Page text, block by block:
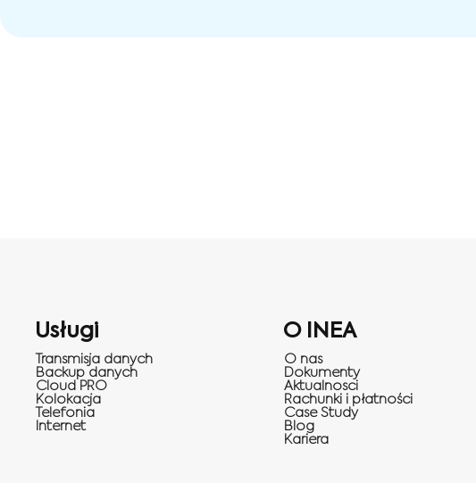
Usługi
Transmisja danych
Backup danych
Cloud PRO
Kolokacja
Telefonia
Internet
O INEA
O nas
Dokumenty
Aktualnosci
Rachunki i płatności
Case Study
Blog
Kariera